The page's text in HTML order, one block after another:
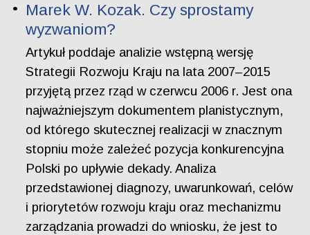
Marek W. Kozak. Czy sprostamy
wyzwaniom?
Artykuł poddaje analizie wstępną wersję
Strategii Rozwoju Kraju na lata 2007–2015
przyjętą przez rząd w czerwcu 2006 r. Jest ona
najważniejszym dokumentem planistycznym,
od którego skutecznej realizacji w znacznym
stopniu może zależeć pozycja konkurencyjna
Polski po upływie dekady. Analiza
przedstawionej diagnozy, uwarunkowań, celów
i priorytetów rozwoju kraju oraz mechanizmu
zarządzania prowadzi do wniosku, że jest to